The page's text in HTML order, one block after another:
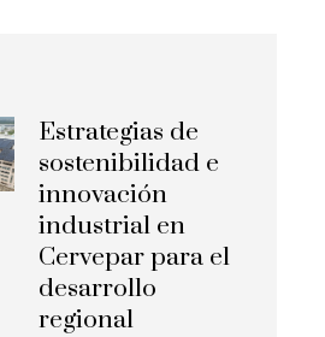
Estrategias de
sostenibilidad e
innovación
industrial en
Cervepar para el
desarrollo
regional